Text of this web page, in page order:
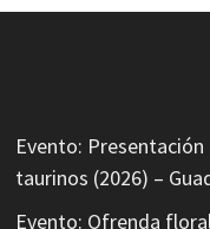
Evento:
taurinos (2026) –
Evento: Ofrenda